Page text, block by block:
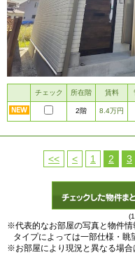
チェック 所在階 賃料
2階 8.4万円
<< < 1 2 3
※代表的なお部屋の写真と物件情
タイプによっては一部仕様・眺
※お部屋により現況と異なる場合